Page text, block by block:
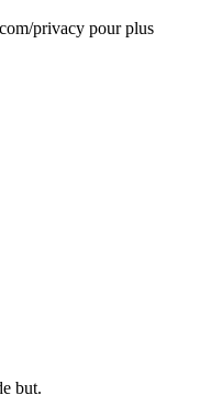
privacy pour plus
but.